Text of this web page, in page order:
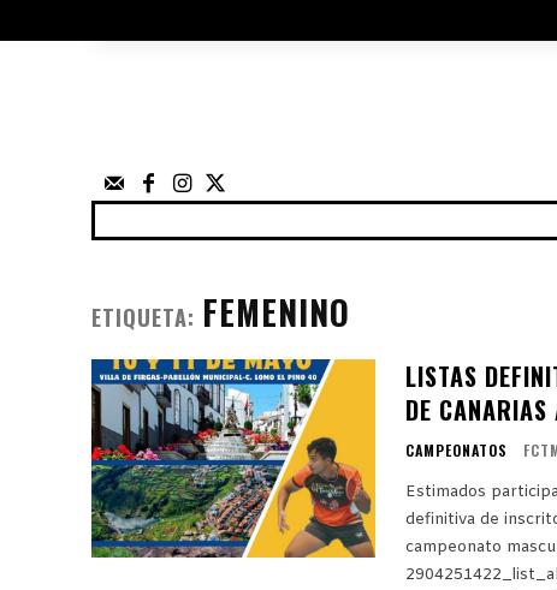
ETIQUETA: FEMENINO
LISTAS
DE CANARIAS
CAMPEONATOS
Estimados participantes, Nos complace informarles que ya
definitiva de
campeonato